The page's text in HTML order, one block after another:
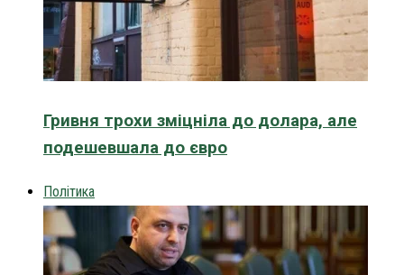
Гривня трохи зміцніла до долара, але
подешевшала до євро
Політика